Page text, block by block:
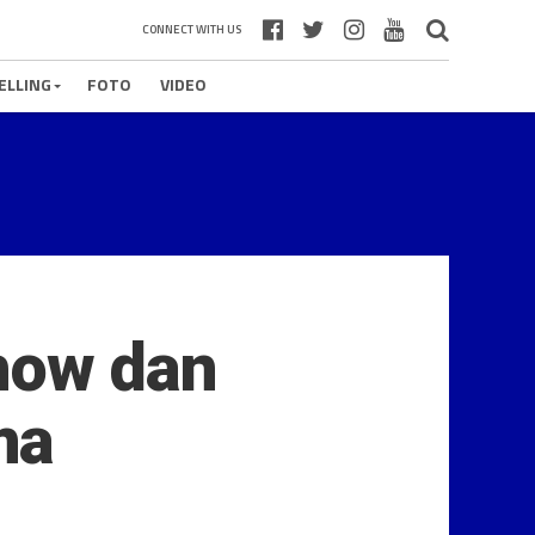
CONNECT WITH US
FOTO VIDEO
dan